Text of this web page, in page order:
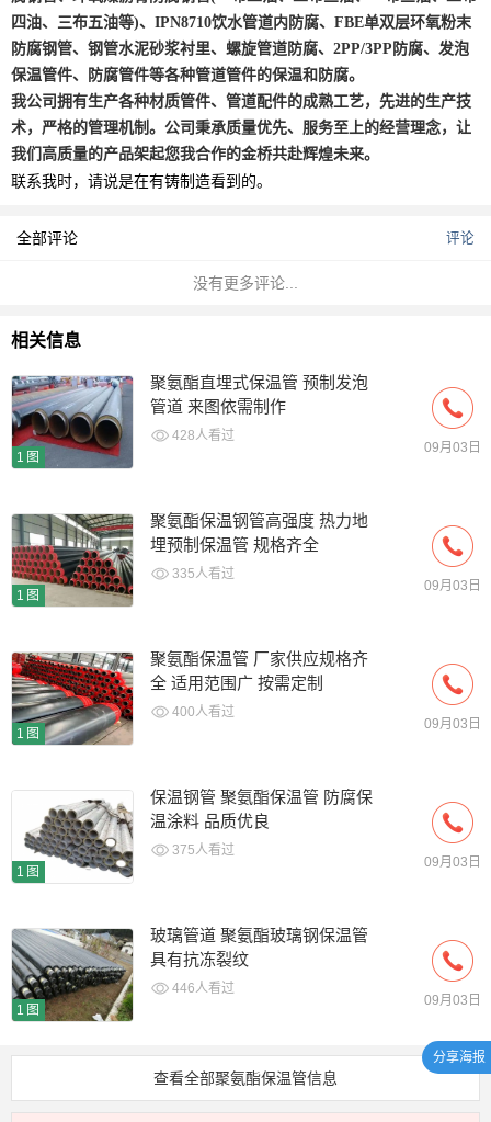
四油、三布五油等)、IPN8710饮水管道内防腐、FBE单双层环氧粉末
防腐钢管、钢管水泥砂浆衬里、螺旋管道防腐、2PP/3PP防腐、发泡
保温管件、防腐管件等各种管道管件的保温和防腐。
我公司拥有生产各种材质管件、管道配件的成熟工艺，先进的生产技
术，严格的管理机制。公司秉承质量优先、服务至上的经营理念，让
我们高质量的产品架起您我合作的金桥共赴辉煌未来。
联系我时，请说是在有铸制造看到的。
全部评论 评论
没有更多评论...
相关信息
1图
聚氨酯直埋式保温管 预制发泡
管道 来图依需制作
428人看过
09月03日
1图
聚氨酯保温钢管高强度 热力地
埋预制保温管 规格齐全
335人看过
09月03日
1图
聚氨酯保温管 厂家供应规格齐
全 适用范围广 按需定制
400人看过
09月03日
1图
保温钢管 聚氨酯保温管 防腐保
温涂料 品质优良
375人看过
09月03日
1图
玻璃管道 聚氨酯玻璃钢保温管
具有抗冻裂纹
446人看过
09月03日
查看全部聚氨酯保温管信息
分享海报